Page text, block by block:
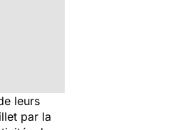
leurs
par la